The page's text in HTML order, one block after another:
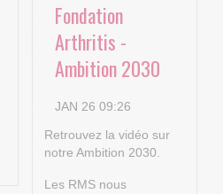
Fondation
Arthritis -
Ambition 2030
JAN 26 09:26
Retrouvez la vidéo sur
notre Ambition 2030.
Les RMS nous